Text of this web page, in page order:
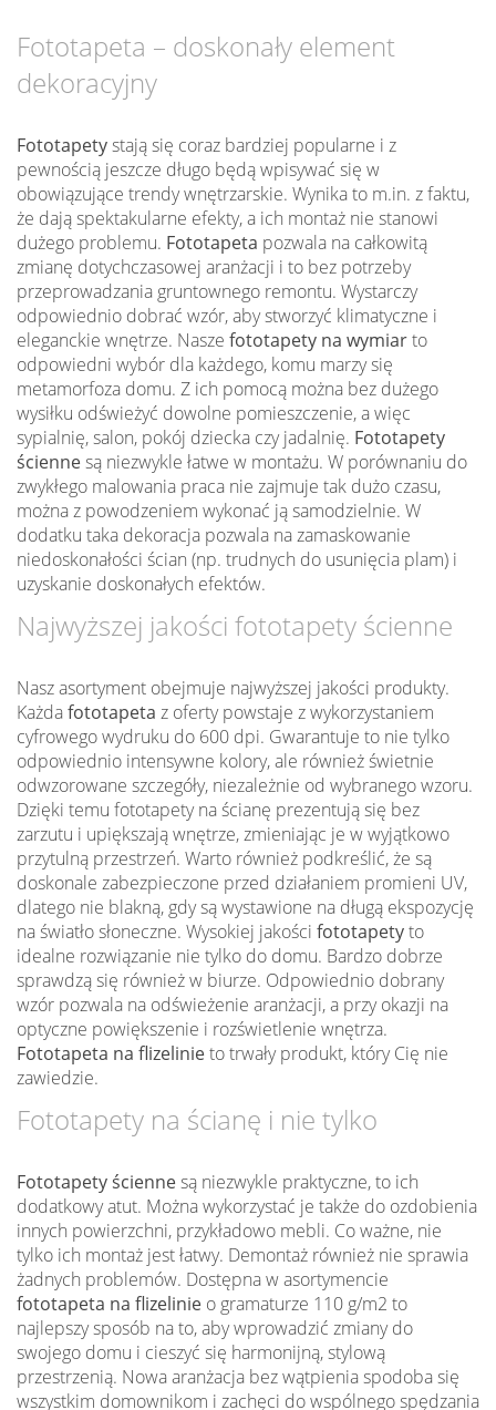
Fototapeta – doskonały element
dekoracyjny
Fototapetystają się coraz bardziej popularne i z
pewnością jeszcze długo będą wpisywać się w
obowiązujące trendy wnętrzarskie. Wynika to m.in. z faktu,
że dają spektakularne efekty, a ich montaż nie stanowi
dużego problemu. Fototapeta pozwala na całkowitą
zmianę dotychczasowej aranżacji i to bez potrzeby
przeprowadzania gruntownego remontu. Wystarczy
odpowiednio dobrać wzór, aby stworzyć klimatyczne i
eleganckie wnętrze. Nasze fototapety na wymiarto
odpowiedni wybór dla każdego, komu marzy się
metamorfoza domu. Z ich pomocą można bez dużego
wysiłku odświeżyć dowolne pomieszczenie, a więc
sypialnię, salon, pokój dziecka czy jadalnię. Fototapety
ściennesą niezwykle łatwe w montażu. W porównaniu do
zwykłego malowania praca nie zajmuje tak dużo czasu,
można z powodzeniem wykonać ją samodzielnie. W
dodatku taka dekoracja pozwala na zamaskowanie
niedoskonałości ścian (np. trudnych do usunięcia plam) i
uzyskanie doskonałych efektów.
Najwyższej jakości fototapety ścienne
Nasz asortyment obejmuje najwyższej jakości produkty.
Każdafototapeta z oferty powstaje z wykorzystaniem
cyfrowego wydruku do 600 dpi. Gwarantuje to nie tylko
odpowiednio intensywne kolory, ale również świetnie
odwzorowane szczegóły, niezależnie od wybranego wzoru.
Dzięki temu fototapety na ścianę prezentują się bez
zarzutu i upiększają wnętrze, zmieniając je w wyjątkowo
przytulną przestrzeń. Warto również podkreślić, że są
doskonale zabezpieczone przed działaniem promieni UV,
dlatego nie blakną, gdy są wystawione na długą ekspozycję
na światło słoneczne. Wysokiej jakości fototapetyto
idealne rozwiązanie nie tylko do domu. Bardzo dobrze
sprawdzą się również w biurze. Odpowiednio dobrany
wzór pozwala na odświeżenie aranżacji, a przy okazji na
optyczne powiększenie i rozświetlenie wnętrza.
Fototapeta na flizelinieto trwały produkt, który Cię nie
zawiedzie.
Fototapety na ścianę i nie tylko
Fototapety ściennesą niezwykle praktyczne, to ich
dodatkowy atut. Można wykorzystać je także do ozdobienia
innych powierzchni, przykładowo mebli. Co ważne, nie
tylko ich montaż jest łatwy. Demontaż również nie sprawia
żadnych problemów. Dostępna w asortymencie
fototapeta na flizelinie o gramaturze 110 g/m2 to
najlepszy sposób na to, aby wprowadzić zmiany do
swojego domu i cieszyć się harmonijną, stylową
przestrzenią. Nowa aranżacja bez wątpienia spodoba się
wszystkim domownikom i zachęci do wspólnego spędzania